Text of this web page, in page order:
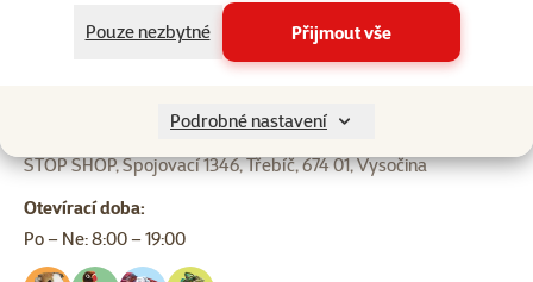
Pouze nezbytné
Přijmout vše
Podrobné nastavení
STOP SHOP, Spojovací 1346, Třebíč, 674 01, Vysočina
Otevírací doba:
Po – Ne: 8:00 – 19:00